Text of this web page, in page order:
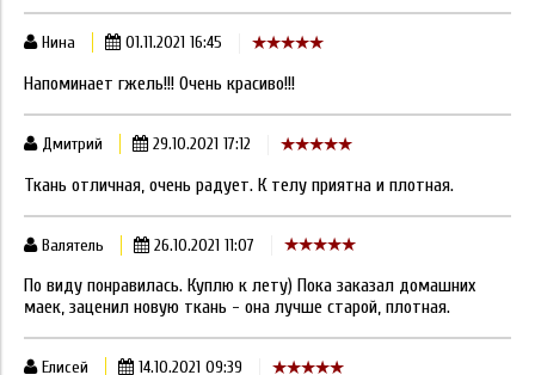
Нина 01.11.2021 16:45
Напоминает гжель!!! Очень красиво!!!
Дмитрий 29.10.2021 17:12
Ткань отличная, очень радует. К телу приятна и плотная.
Валятель 26.10.2021 11:07
По виду понравилась. Куплю к лету) Пока заказал домашних
маек, заценил новую ткань - она лучше старой, плотная.
Елисей 14.10.2021 09:39